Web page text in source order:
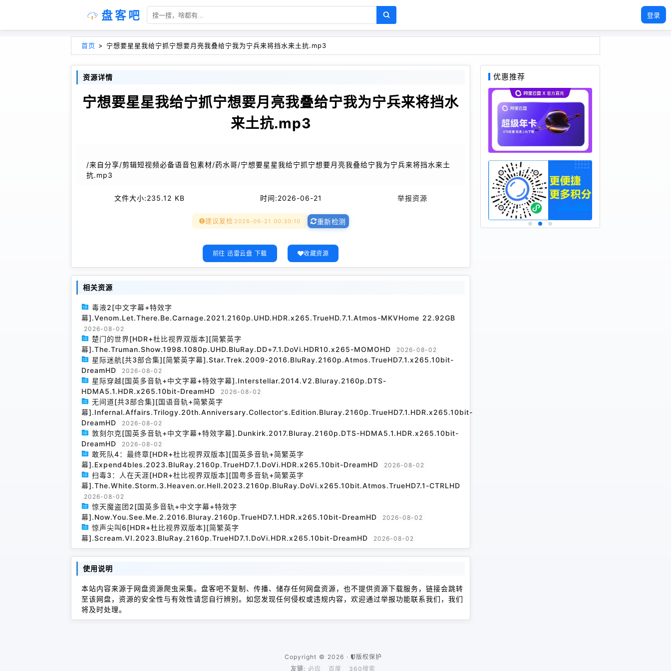
登录
盘客吧
首页 > 宁想要星星我给宁抓宁想要月亮我叠给宁我为宁兵来将挡水来土抗.mp3
资源详情
宁想要星星我给宁抓宁想要月亮我叠给宁我为宁兵来将挡水
来土抗.mp3
/来自分享/剪辑短视频必备语音包素材/药水哥/宁想要星星我给宁抓宁想要月亮我叠给宁我为宁兵来将挡水来土
抗.mp3
文件大小:235.12 KB 时间:2026-06-21 举报资源
建议复检 2026-06-21 00:30:10 重新检测
前往 迅雷云盘 下载 收藏资源
相关资源
毒液2[中文字幕+特效字
幕].Venom.Let.There.Be.Carnage.2021.2160p.UHD.HDR.x265.TrueHD.7.1.Atmos-MKVHome 22.92GB
2026-08-02
楚门的世界[HDR+杜比视界双版本][简繁英字
幕].The.Truman.Show.1998.1080p.UHD.BluRay.DD+7.1.DoVi.HDR10.x265-MOMOHD
2026-08-02
星际迷航[共3部合集][简繁英字幕].Star.Trek.2009-2016.BluRay.2160p.Atmos.TrueHD7.1.x265.10bit-
DreamHD
2026-08-02
星际穿越[国英多音轨+中文字幕+特效字幕].Interstellar.2014.V2.Bluray.2160p.DTS-
HDMA5.1.HDR.x265.10bit-DreamHD
2026-08-02
无间道[共3部合集][国语音轨+简繁英字
幕].Infernal.Affairs.Trilogy.20th.Anniversary.Collector's.Edition.Bluray.2160p.TrueHD7.1.HDR.x265.10bit-
DreamHD
2026-08-02
敦刻尔克[国英多音轨+中文字幕+特效字幕].Dunkirk.2017.Bluray.2160p.DTS-HDMA5.1.HDR.x265.10bit-
DreamHD
2026-08-02
敢死队4：最终章[HDR+杜比视界双版本][国英多音轨+简繁英字
幕].Expend4bles.2023.BluRay.2160p.TrueHD7.1.DoVi.HDR.x265.10bit-DreamHD
2026-08-02
扫毒3：人在天涯[HDR+杜比视界双版本][国粤多音轨+简繁英字
幕].The.White.Storm.3.Heaven.or.Hell.2023.2160p.BluRay.DoVi.x265.10bit.Atmos.TrueHD7.1-CTRLHD
2026-08-02
惊天魔盗团2[国英多音轨+中文字幕+特效字
幕].Now.You.See.Me.2.2016.Bluray.2160p.TrueHD7.1.HDR.x265.10bit-DreamHD
2026-08-02
惊声尖叫6[HDR+杜比视界双版本][简繁英字
幕].Scream.VI.2023.BluRay.2160p.TrueHD7.1.DoVi.HDR.x265.10bit-DreamHD
2026-08-02
使用说明
本站内容来源于网盘资源爬虫采集。盘客吧不复制、传播、储存任何网盘资源，也不提供资源下载服务，链接会跳转
至该网盘，资源的安全性与有效性请您自行辨别。如您发现任何侵权或违规内容，欢迎通过举报功能联系我们，我们
将及时处理。
优惠推荐
Copyright © 2026 ·
版权保护
友链: 必应 百度 360搜索